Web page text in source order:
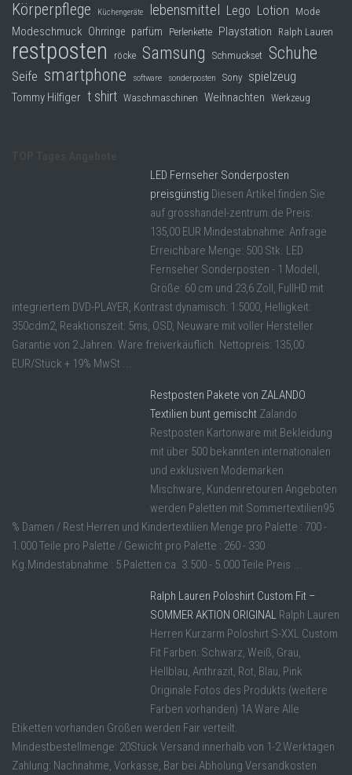
Körperpflege Küchengeräte lebensmittel Lego Lotion Mode
Modeschmuck Ohrringe parfüm Perlenkette Playstation Ralph Lauren
restposten röcke Samsung Schmuckset Schuhe
Seife smartphone software sonderposten Sony spielzeug
Tommy Hilfiger t shirt Waschmaschinen Weihnachten Werkzeug
LED Fernseher Sonderposten
preisgünstig Diesen Artikel finden Sie
auf grosshandel-zentrum.de Preis:
135,00 EUR Mindestabnahme: Anfrage
Erreichbare Menge: 500 Stk. LED
Fernseher Sonderposten - 1 Modell,
Größe: 60 cm und 23,6 Zoll, FullHD mit
integriertem DVD-PLAYER, Kontrast dynamisch: 1:5000, Helligkeit:
350cdm2, Reaktionszeit: 5ms, OSD, Neuware mit voller Hersteller
Garantie von 2 Jahren. Ware freiverkäuflich. Nettopreis: 135,00
EUR/Stück + 19% MwSt ...
Restposten Pakete von ZALANDO
Textilien bunt gemischt Zalando
Restposten Kartonware mit Bekleidung
mit über 500 bekannten internationalen
und exklusiven Modemarken.
Mischware, Kundenretouren Angeboten
werden Paletten mit Sommertextilien95
% Damen / Rest Herren und Kindertextilien Menge pro Palette : 700 -
1.000 Teile pro Palette / Gewicht pro Palette : 260 - 330
Kg.Mindestabnahme : 5 Paletten ca. 3.500 - 5.000 Teile Preis ...
Ralph Lauren Poloshirt Custom Fit –
SOMMER AKTION ORIGINAL Ralph Lauren
Herren Kurzarm Poloshirt S-XXL Custom
Fit Farben: Schwarz, Weiß, Grau,
Hellblau, Anthrazit, Rot, Blau, Pink
Originale Fotos des Produkts (weitere
Farben vorhanden) 1A Ware Alle
Etiketten vorhanden Größen werden Fair verteilt.
Mindestbestellmenge: 20Stück Versand innerhalb von 1-2 Werktagen
Zahlung: Nachnahme, Vorkasse, Bar bei Abholung Versandkosten